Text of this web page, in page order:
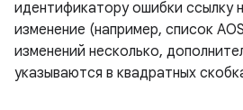
идентификатору ошибки ссылку
изменение (например, список
изменений несколько,
указываются в квадратных